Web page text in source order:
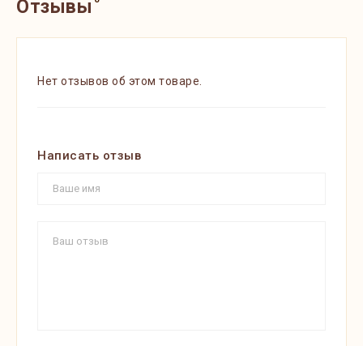
Отзывы
Нет отзывов об этом товаре.
Написать отзыв